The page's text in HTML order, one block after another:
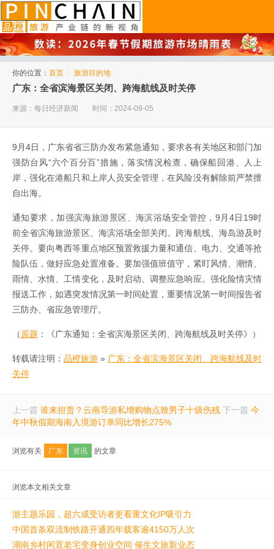
你的位置： 首页 > 旅游目的地
广东：全省滨海景区关闭、跨海航线及时关停
来源：每日经济新闻 时间：2024-09-05
9月4日，广东省省三防办发布紧急通知，要求各有关地区和部门加
强防台风“六个百分百”措施，落实情况检查，确保船回港、人上
岸，强化在港船只和上岸人员安全管理，在风险没有解除前严禁擅
自出海。
通知要求，加强滨海旅游景区、海滨浴场安全管控，9月4日19时
前全省滨海旅游景区、海滨浴场全部关闭。跨海航线、海岛游及时
关停。要向粤西等重点地区预置救援力量和通信、电力、交通等抢
险队伍，做好应急处置准备。要加强值班值守，紧盯风情、潮情、
雨情、水情、工情变化，及时启动、调整应急响应。强化险情灾情
报送工作，如遇突发情况第一时间处置，重要情况第一时间报告省
三防办、省应急管理厅。
（原题 ：《广东通知：全省滨海景区关闭、跨海航线及时关停》）
转载请注明： 品橙旅游 » 广东：全省滨海景区关闭、跨海航线及时
关停
上一篇 谁来担责？云南导游私增购物点致男子十级伤残 下一篇 今
年中秋假期海南入境游订单同比增长275%
浏览有关 广东 资讯 的文章
浏览本文相关文章
游主题乐园，超六成受访者更看重文化IP吸引力
中国首条双流制铁路开通四年载客逾4150万人次
湖南乡村闲置老宅变身创业空间 催生文旅新业态